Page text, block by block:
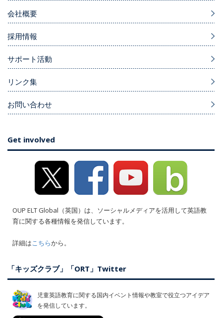
会社概要
採用情報
サポート活動
リンク集
お問い合わせ
Get involved
OUP ELT Global（英国）は、ソーシャルメディアを活用して英語教
育に関する各種情報を発信しています。
詳細はこちらから。
「キッズクラブ」「ORT」Twitter
児童英語教育に関する国内イベント情報や教室で役立つアイデア
を発信しています。